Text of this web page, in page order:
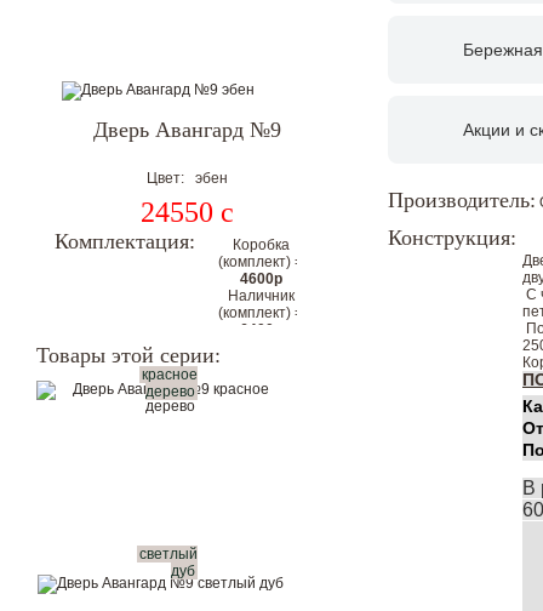
Дверь Авангард №9
Цвет: эбен
24550 c
Комплектация:
Коробка
(комплект) =
4600р
Наличник
(комплект) =
6400р
коробкой и
Показать в интерьере
Товары этой серии:
красное
дерево
светлый
дуб
Акции и
Производитель:
Конструкция:
С
В